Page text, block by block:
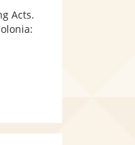
bereit.
5
Sternen
Acts.